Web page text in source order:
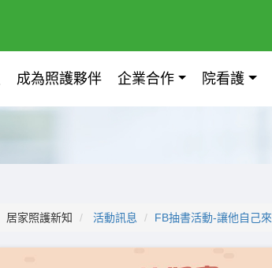
成為照護夥伴 企業合作 院看護
居家照護新知 活動訊息 FB抽書活動-讓他自己來